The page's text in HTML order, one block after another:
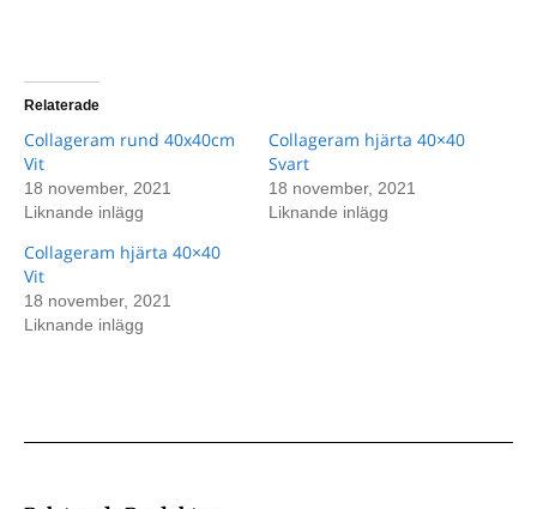
Relaterade
Collageram rund 40x40cm
Vit
18 november, 2021
Liknande inlägg
Collageram hjärta 40×40
Svart
18 november, 2021
Liknande inlägg
Collageram hjärta 40×40
Vit
18 november, 2021
Liknande inlägg